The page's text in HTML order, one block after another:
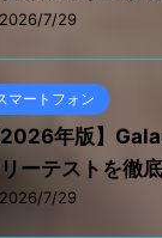
2026/7/29
マートフォン
2026年版】
ーテストを徹
2026/7/29